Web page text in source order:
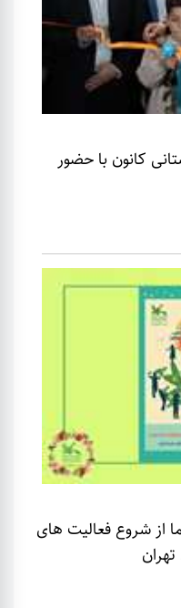
کانون با حضور
از شروع فعالیت های